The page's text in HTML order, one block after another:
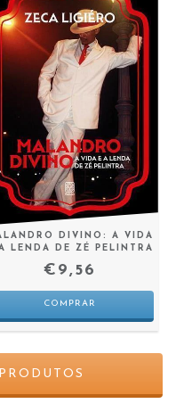
DIVINO: A VIDA
LENDA DE ZÉ PELINTRA
€9,56